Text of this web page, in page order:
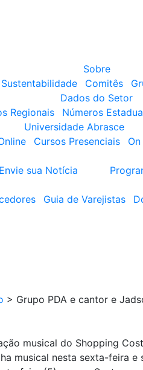
Sobre
Sustentabilidade Comitês
Dados do Setor
Regionais Números
Universidade Abrasce
Cursos Presenciais
Envie sua Notícia
Guia de Varejistas
> Grupo PDA e cantor e
musical do Shopping
musical nesta sexta-feira